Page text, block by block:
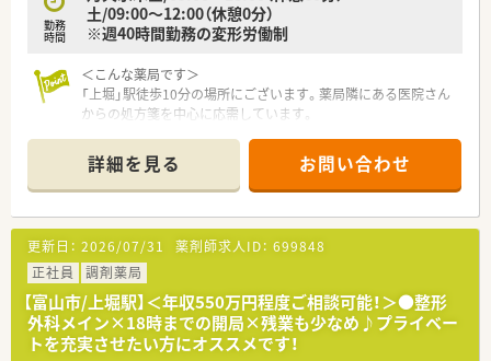
勤務
時間
土/09:00～12:00（休憩0分）
※週40時間勤務の変形労働制
＜こんな薬局です＞
「上堀」駅徒歩10分の場所にございます。薬局隣にある医院さん
からの処方箋を中心に応需しています。
＜業務内容＞
外来は門前からの整形外科の処方がメインです。1日30～40枚
程度の処方箋を応需しております。平日は18時までの開局でプ
ライベートを充実させたい方にオススメです。
≪ こんな会社です ≫
2003年11月に設立。富山県を中心に13店舗展開しており、現在
では石川県にも1店舗展開しております。全店舗、門前クリニッ
クのドクターは社長の前職で繋がりがあった方々のため関係性
も良好です。また、最近は会社として在宅業務も積極的に行って
おります。
詳細を見る お問い合わせ
更新日： 2026/07/31 薬剤師求人ID： 699848
正社員
調剤薬局
【富山市/上堀駅】＜年収550万円程度ご相談可能！＞●整形
外科メイン×18時までの開局×残業も少なめ♪プライベー
トを充実させたい方にオススメです！